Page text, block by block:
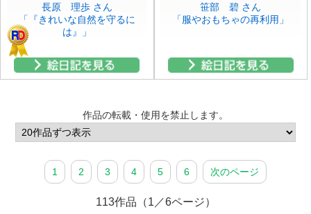
長原 理歩 さん
「『きれいな自然を守るに
は』」
笹部 碧 さん
「服やおもちゃの再利用」
作品の転載・使用を禁止します。
1 2 3 4 5 6 次のページ
113作品（1／6ページ）